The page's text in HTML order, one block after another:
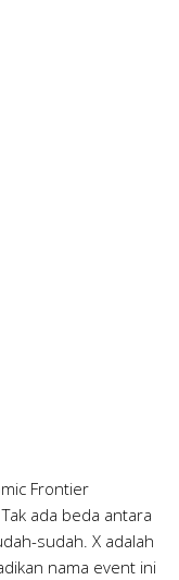
Frontier
ada beda antara
sudah. X adalah
nama event ini